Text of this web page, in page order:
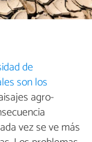
de
son los
agro-
vez se ve más